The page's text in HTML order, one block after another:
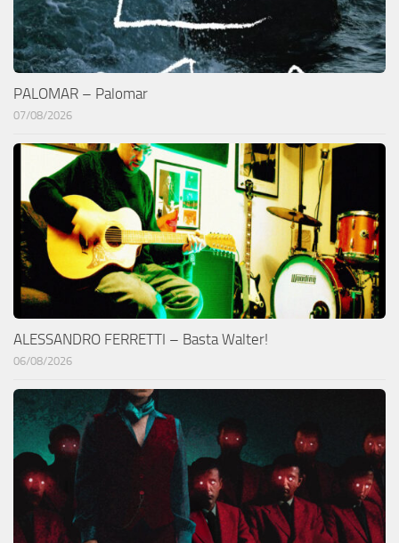
PALOMAR – Palomar
07/08/2026
ALESSANDRO FERRETTI – Basta Walter!
06/08/2026